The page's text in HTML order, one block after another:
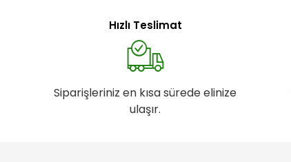
Hızlı Teslimat
Siparişleriniz en kısa sürede elinize
ulaşır.